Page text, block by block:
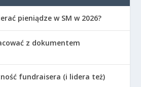
pieniądze w SM w 2026?
z dokumentem
fundraisera (i lidera też)